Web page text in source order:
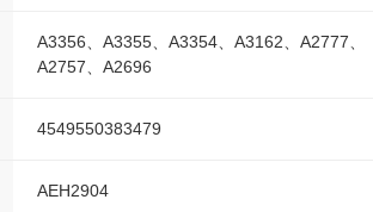
A3356、A3355、A3354、A3162、A2777、
A2757、A2696
4549550383479
AEH2904